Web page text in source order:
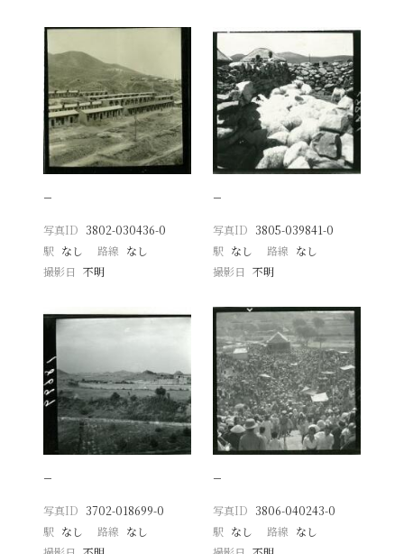
−
写真ID 3802-030436-0
駅 なし 路線 なし
撮影日
不明
−
写真ID 3805-039841-0
駅 なし 路線 なし
撮影日 不明
−
写真ID 3702-018699-0
駅 なし 路線 なし
−
写真ID 3806-040243-0
駅 なし 路線 なし